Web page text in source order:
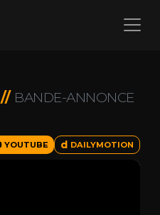
// BANDE-ANNONCE
YOUTUBE DAILYMOTION